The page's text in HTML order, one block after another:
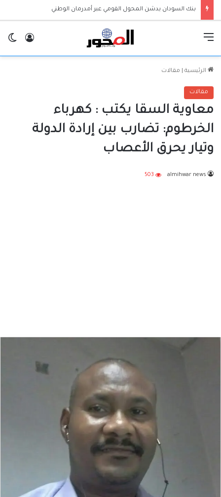
بنك السودان يدشن المحول القومي عبر أمدرمان الوطني
الرئيسية مقالات
مقالات
معاوية السقا يكتب : كهرباء
الخرطوم: تضارب بين إرادة الدولة
وتيار يحرق الأعصاب
almihwar news
503